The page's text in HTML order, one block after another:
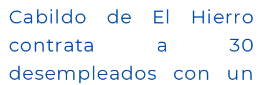
en
El
Cabildo de El Hierro
contrata a 30
desempleados con un